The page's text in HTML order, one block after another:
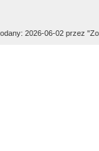
2026-06-02 przez